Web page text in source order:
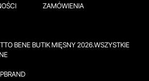
ZAMÓWIENIA
BENE BUTIK MIĘSNY 2026.WSZYSTKIE